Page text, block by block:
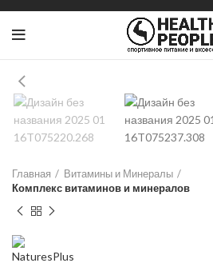
Главная
Витамины и Минералы
Комплекс витаминов и минералов